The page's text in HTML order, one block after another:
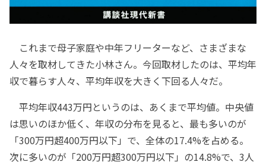
これまで母子家庭や中年フリーターなど、さまざまな
人々を取材してきた小林さん。今回取材したのは、平均年
収で暮らす人々、平均年収を大きく下回る人々だ。
平均年収443万円というのは、あくまで平均値。中央値
は思いのほか低く、年収の分布を見ると、最も多いのが
「300万円超400万円以下」で、全体の17.4%を占める。
次に多いのが「200万円超300万円以下」の14.8%で、3人